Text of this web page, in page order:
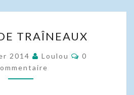
DE
TRAÎNEAUX
TRAÎNEAUX
2014 Loulou
0